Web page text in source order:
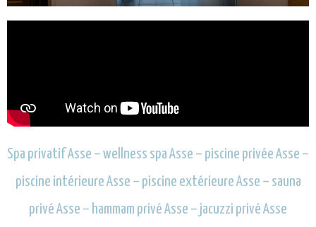
Spa privatif Asse – wellness spa Asse – piscine privée Asse –
piscine intérieure Asse – piscine extérieure Asse – sauna
privé Asse – hammam privé Asse – jacuzzi privé Asse